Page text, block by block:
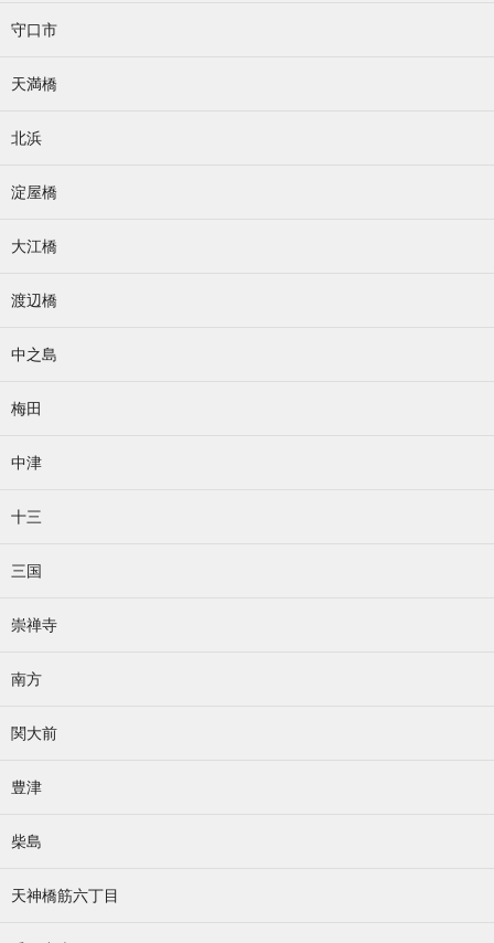
守口市
天満橋
北浜
淀屋橋
大江橋
渡辺橋
中之島
梅田
中津
十三
三国
崇禅寺
南方
関大前
豊津
柴島
天神橋筋六丁目